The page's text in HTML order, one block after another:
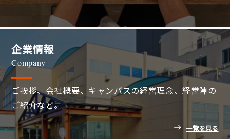
企業情報
Company
ご挨拶、会社概要、キャンバスの経営理念、経営陣の
ご紹介など。
一覧を見る